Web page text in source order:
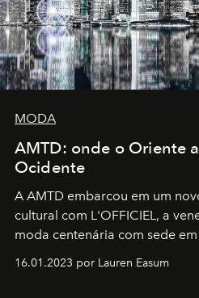
MODA
AMTD: onde o Oriente
Ocidente
A AMTD embarcou em um
cultural com L'OFFICIEL, a
moda centenária com sede em
16.01.2023 por Lauren Easum